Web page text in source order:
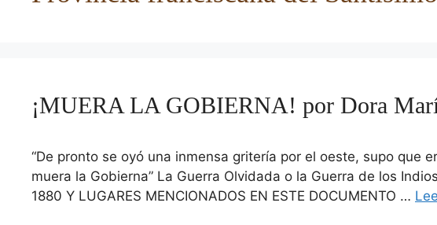
¡MUERA LA GOBIERNA! por Dora
“De pronto se oyó una inmensa gritería por el oeste, supo que
muera la Gobierna” La Guerra Olvidada o la Guerra de los
1880 Y LUGARES MENCIONADOS EN ESTE DOCUMENTO …